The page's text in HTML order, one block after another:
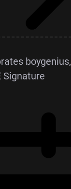
boygenius,
Signature